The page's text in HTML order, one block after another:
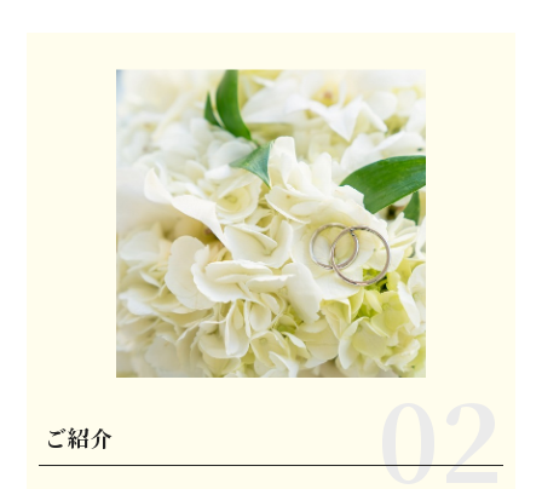
ご紹介